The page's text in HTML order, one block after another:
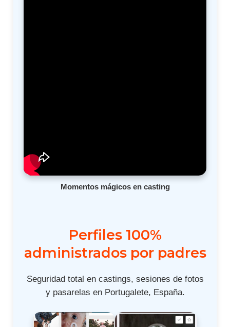
Momentos mágicos en casting
Perfiles 100%
administrados por padres
Seguridad total en castings, sesiones de fotos
y pasarelas en Portugalete, España.